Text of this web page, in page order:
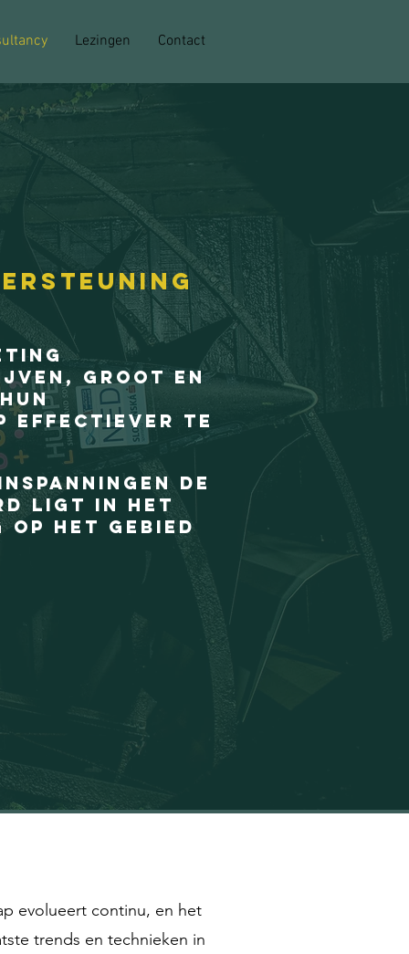
Lezingen Contact
groot en
effectiever te
de
ligt in het
het gebied
evolueert continu, en het
trends en technieken in